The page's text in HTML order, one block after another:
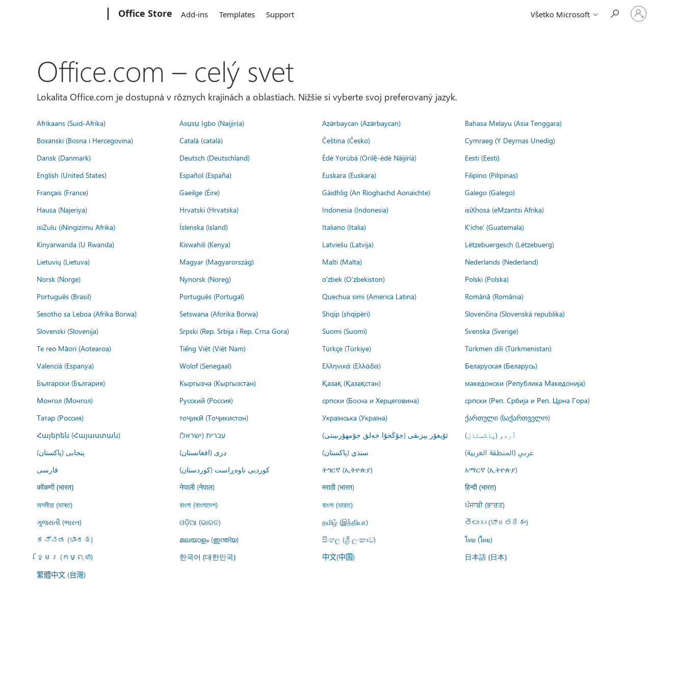
Office Store Add-ins Templates Support Všetko Microsoft
Prihláste
sa
Office.com – celý svet
Lokalita Office.com je dostupná v rôznych krajinách a oblastiach. Nižšie si vyberte svoj preferovaný jazyk.
Afrikaans (Suid-Afrika) Asụsụ Igbo (Naịjịrịa) Azərbaycan (Azərbaycan)
Bahasa Melayu (Asia Tenggara)
Bosanski (Bosna i Hercegovina)
Català (català) Čeština (Česko)
Cymraeg (Y Deyrnas Unedig)
Dansk (Danmark)
Deutsch (Deutschland) Èdè Yorùbá (Orilẹ̀-èdè Nàìjíríà)
Eesti (Eesti)
English (United States)
Español (España) Euskara (Euskara)
Filipino (Pilipinas)
Français (France)
Gaeilge (Éire) Gàidhlig (An Rìoghachd Aonaichte)
Galego (Galego)
Hausa (Najeriya)
Hrvatski (Hrvatska) Indonesia (Indonesia)
isiXhosa (eMzantsi Afrika)
isiZulu (iNingizimu Afrika)
Íslenska (ísland) Italiano (Italia)
K'iche' (Guatemala)
Kinyarwanda (U Rwanda)
Kiswahili (Kenya) Latviešu (Latvija)
Lëtzebuergesch (Lëtzebuerg)
Lietuvių (Lietuva)
Magyar (Magyarország) Malti (Malta)
Nederlands (Nederland)
Norsk (Norge)
Nynorsk (Noreg) o'zbek (O'zbekiston)
Polski (Polska)
Português (Brasil)
Português (Portugal) Quechua simi (America Latina)
Română (România)
Sesotho sa Leboa (Afrika Borwa)
Setswana (Aforika Borwa) Shqip (shqipëri)
Slovenčina (Slovenská republika)
Slovenski (Slovenija)
Srpski (Rep. Srbija i Rep. Crna Gora) Suomi (Suomi)
Svenska (Sverige)
Te reo Māori (Aotearoa)
Tiếng Việt (Việt Nam) Türkçe (Türkiye)
Türkmen dili (Türkmenistan)
Valencià (Espanya)
Wolof (Senegaal) Ελληνικά (Ελλάδα)
Беларуская (Беларусь)
Български (България)
Кыргызча (Кыргызстан) Қазақ (Қазақстан)
македонски (Република Македонија)
Монгол (Монгол)
Русский (Россия) српски (Босна и Херцеговина)
српски (Реп. Србија и Реп. Црна Гора)
Татар (Россия)
тоҷикӣ (Тоҷикистон) Українська (Україна)
ქართული (საქართველო)
Հայերեն (Հայաստան)
עברית (ישראל) ئۇيغۇر يېزىقى (جۇڭخۇا خەلق جۇمھۇرىيىتى)
اُردو (پاکستان)
پنجابی (پاکستان)
درى (افغانستان) سنڌي (پاکستان)
عربي (المنطقة العربية)
فارسى
کوردیی ناوەڕاست (کوردستان) ትግርኛ (ኢትዮጵያ) አማርኛ (ኢትዮጵያ)
कोंकणी (भारत) नेपाली (नेपाल) मराठी (भारत) हिन्दी (भारत)
অসমীয়া (ভাৰত) বাংলা (বাংলাদেশ) বাংলা (ভারত)
ਪੰਜਾਬੀ (ਭਾਰਤ)
ગુજરાતી (ભારત)
ଓଡ଼ିଆ (ଭାରତ) தமிழ் (இந்தியா)
తెలుగు (భారతదేశం)
ಕನ್ನಡ (ಭಾರತ)
മലയാളം (ഇന്ത്യ) සිංහල (ශ්‍රී ලංකාව)
ไทย (ไทย)
ខ្មែរ (កម្ពុជា)
한국어 (대한민국) 中文(中国) 日本語 (日本)
繁體中文 (台灣)